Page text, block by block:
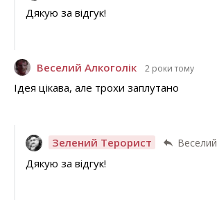
Дякую за відгук!
Веселий Алкоголік 2 роки тому
Ідея цікава, але трохи заплутано
Зелений Терорист Веселий
Дякую за відгук!